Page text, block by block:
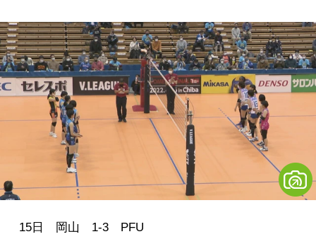
15日 岡山 1-3 PFU